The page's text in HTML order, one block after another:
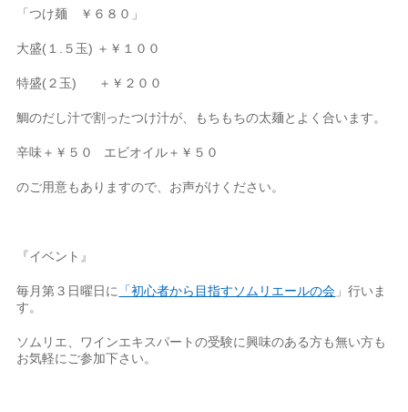
「つけ麺 ￥６８０」
大盛(１.５玉) ＋￥１００
特盛(２玉) ＋￥２００
鯛のだし汁で割ったつけ汁が、もちもちの太麺とよく合います。
辛味＋￥５０ エビオイル＋￥５０
のご用意もありますので、お声がけください。
『イベント』
毎月第３日曜日に 「初心者から目指すソムリエールの会 」行いま
す。
ソムリエ、ワインエキスパートの受験に興味のある方も無い方も
お気軽にご参加下さい。